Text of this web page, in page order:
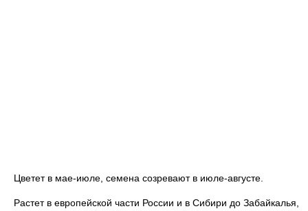
Цветет в мае-июле, семена созревают в июле-августе.
Растет в европейской части России и в Сибири до Забайкалья,